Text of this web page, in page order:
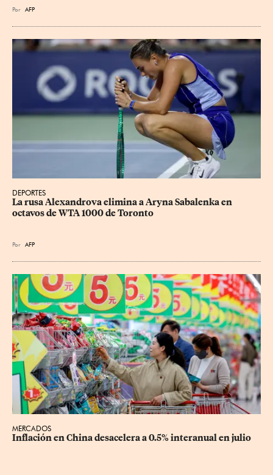
Por AFP
DEPORTES
La rusa Alexandrova elimina a Aryna Sabalenka en
octavos de WTA 1000 de Toronto
Por AFP
MERCADOS
Inflación en China desacelera a 0.5% interanual en julio